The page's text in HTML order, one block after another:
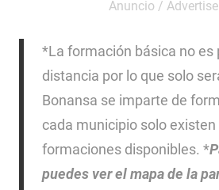
*La formación básica no es
distancia por lo que solo
Bonansa se imparte de
cada municipio solo
formaciones disponibles. *
puedes ver el mapa de la